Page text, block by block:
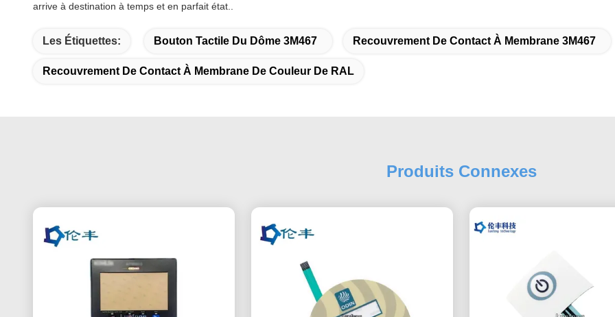
arrive à destination à temps et en parfait état..
Les Étiquettes: Bouton Tactile Du Dôme 3M467 Recouvrement De Contact À Membrane 3M467
Recouvrement De Contact À Membrane De Couleur De RAL
Produits Connexes